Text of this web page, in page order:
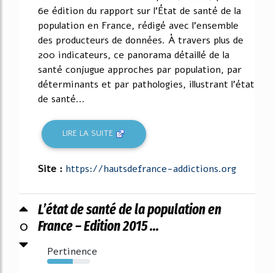
6e édition du rapport sur l'État de santé de la
population en France, rédigé avec l'ensemble
des producteurs de données. À travers plus de
200 indicateurs, ce panorama détaillé de la
santé conjugue approches par population, par
déterminants et par pathologies, illustrant l'état
de santé...
LIRE LA SUITE
Site : https://hautsdefrance-addictions.org
0
L’état de santé de la population en
France – Edition 2015 ...
Pertinence
60%